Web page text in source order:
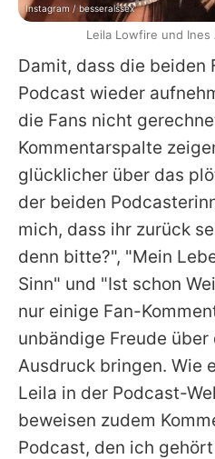
Damit, dass die beiden
Podcast wieder
die Fans nicht
Kommentarspalte
glücklicher über das
der beiden
mich, dass ihr zurück
denn bitte?", "Mein
Sinn" und "Ist schon
nur einige Fan-
unbändige Freude über
Ausdruck bringen. Wie
Leila in der Podcast-
beweisen zudem
Podcast, den ich
Instagram / besseralssex
Leila Lowfire und Ines